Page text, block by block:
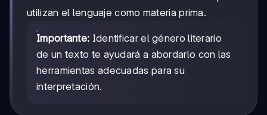
utilizan el lenguaje como materia prima.
Importante: Identificar el género literario
de un texto te ayudará a abordarlo con las
herramientas adecuadas para su
interpretación.